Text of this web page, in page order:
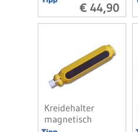
€ 44,90
Kreidehalter
magnetisch